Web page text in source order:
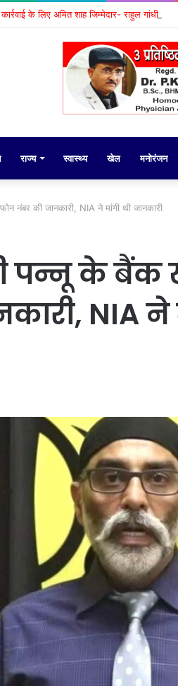
के लिए अमित शाह जिम्मेदार- राहुल गांधी
राज्य स्वास्थ्य खेल मनोरंजन
नंबर की जानकारी, NIA ने मांगी थी जानकारी
पन्नू के
NIA ने